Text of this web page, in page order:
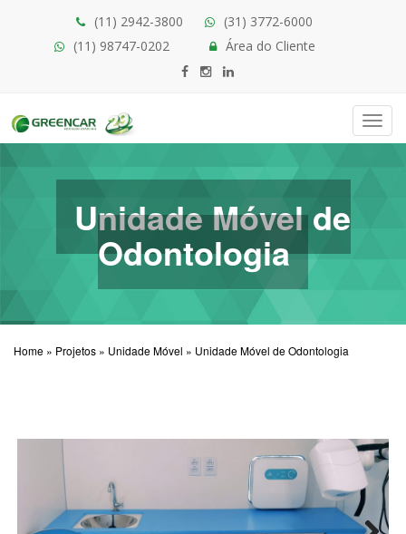
(11) 2942-3800
(31) 3772-6000
(11) 98747-0202
Área do Cliente
Unidade Móvel de
Odontologia
Home » Projetos » Unidade Móvel » Unidade Móvel de Odontologia